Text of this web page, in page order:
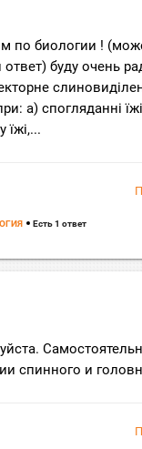
по биологии !
буду очень
а) спогляданні
їжі,...
Есть 1 ответ
спинного и